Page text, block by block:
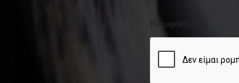
Recaptcha